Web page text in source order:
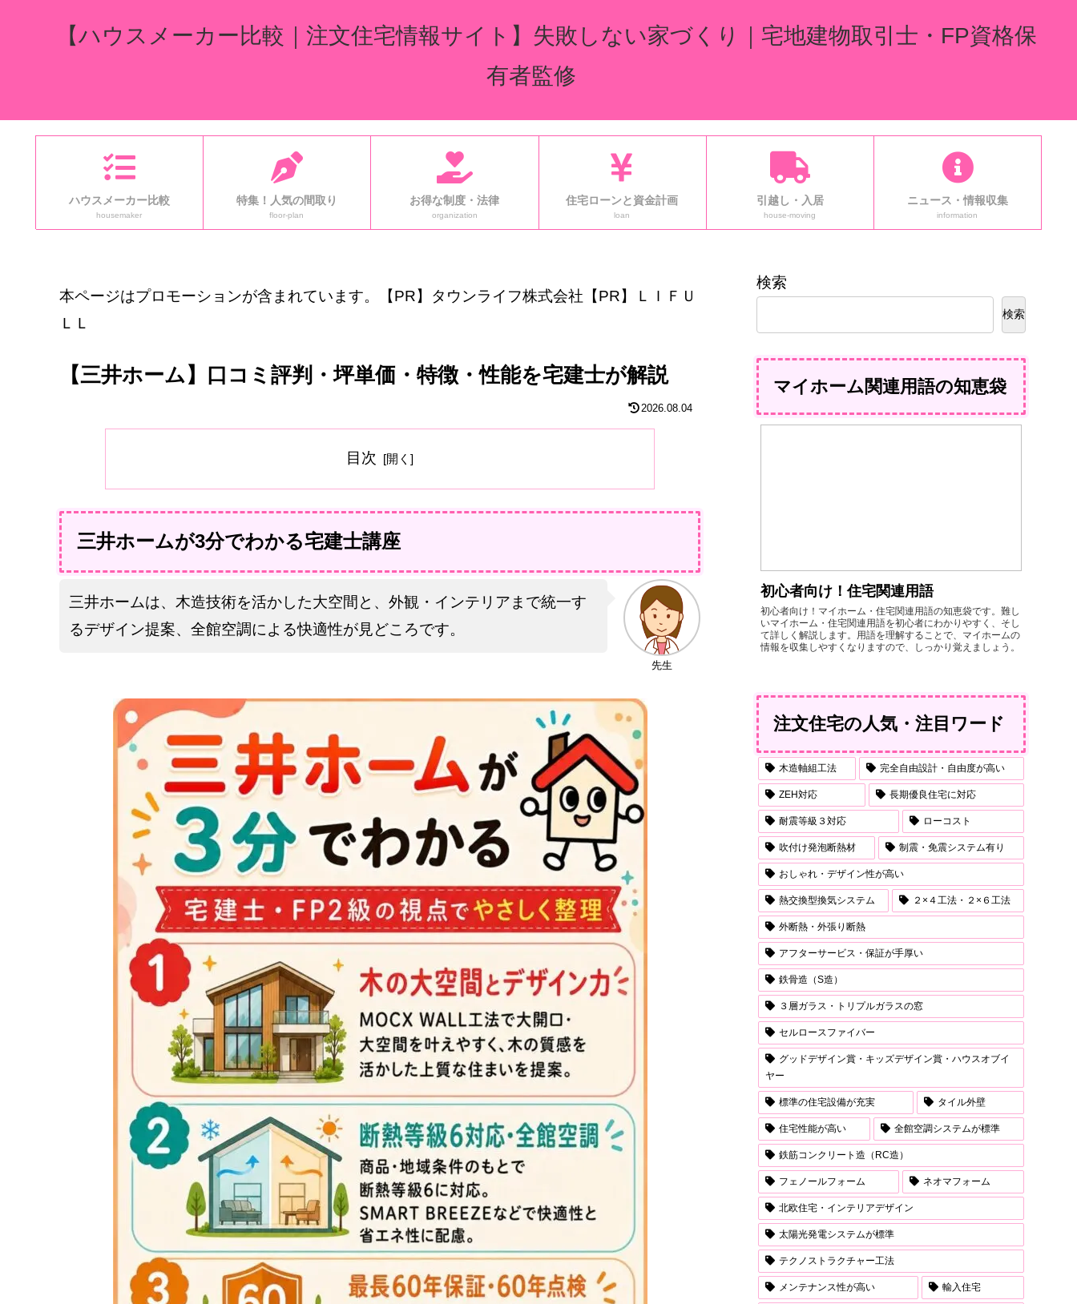
【ハウスメーカー比較｜注文住宅情報サイト】失敗しない家づくり｜宅地建物取引士・FP資格保
有者監修
ハウスメーカー比較
housemaker
特集！人気の間取り
floor-plan
お得な制度・法律
organization
住宅ローンと資金計画
loan
引越し・入居
house-moving
ニュース・情報収集
information
本ページはプロモーションが含まれています。【PR】タウンライフ株式会社【PR】ＬＩＦＵ
ＬＬ
【三井ホーム】口コミ評判・坪単価・特徴・性能を宅建士が解説
2026.08.04
目次
三井ホームが3分でわかる宅建士講座
先生
三井ホームは、木造技術を活かした大空間と、外観・インテリアまで統一す
るデザイン提案、全館空調による快適性が見どころです。
検索
検索
マイホーム関連用語の知恵袋
初心者向け！住宅関連用語
初心者向け！マイホーム・住宅関連用語の知恵袋です。難し
いマイホーム・住宅関連用語を初心者にわかりやすく、そし
て詳しく解説します。用語を理解することで、マイホームの
情報を収集しやすくなりますので、しっかり覚えましょう。
注文住宅の人気・注目ワード
木造軸組工法 完全自由設計・自由度が高い
ZEH対応 長期優良住宅に対応
耐震等級３対応 ローコスト
吹付け発泡断熱材 制震・免震システム有り
おしゃれ・デザイン性が高い
熱交換型換気システム ２×４工法・２×６工法
外断熱・外張り断熱
アフターサービス・保証が手厚い
鉄骨造（S造）
３層ガラス・トリプルガラスの窓
セルロースファイバー
グッドデザイン賞・キッズデザイン賞・ハウスオブイ
ヤー
標準の住宅設備が充実 タイル外壁
住宅性能が高い 全館空調システムが標準
鉄筋コンクリート造（RC造）
フェノールフォーム ネオマフォーム
北欧住宅・インテリアデザイン
太陽光発電システムが標準
テクノストラクチャー工法
メンテナンス性が高い 輸入住宅